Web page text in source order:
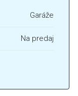
Garáže
Na predaj